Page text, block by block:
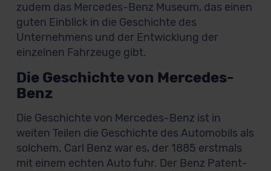
zudem das Mercedes-Benz Museum, das einen
guten Einblick in die Geschichte des
Unternehmens und der Entwicklung der
einzelnen Fahrzeuge gibt.
Die Geschichte von Mercedes-
Benz
Die Geschichte von Mercedes-Benz ist in
weiten Teilen die Geschichte des Automobils als
solchem. Carl Benz war es, der 1885 erstmals
mit einem echten Auto fuhr. Der Benz Patent-